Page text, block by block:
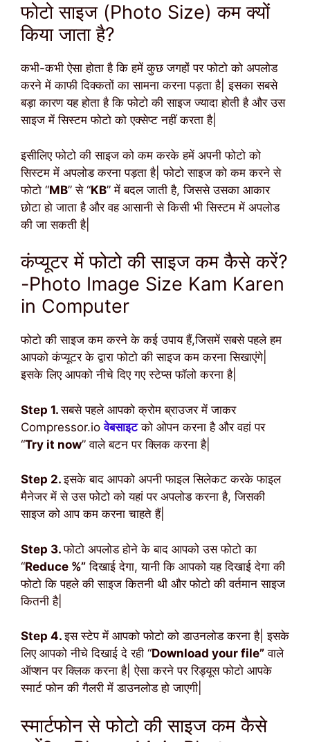
फोटो साइज (Photo Size) कम क्यों
किया जाता है?
कभी-कभी ऐसा होता है कि हमें कुछ जगहों पर फोटो को अपलोड
करने में काफी दिक्कतों का सामना करना पड़ता है| इसका सबसे
बड़ा कारण यह होता है कि फोटो की साइज ज्यादा होती है और उस
साइज में सिस्टम फोटो को एक्सेप्ट नहीं करता है|
इसीलिए फोटो की साइज को कम करके हमें अपनी फोटो को
सिस्टम में अपलोड करना पड़ता है| फोटो साइज को कम करने से
फोटो “MB” से “KB” में बदल जाती है, जिससे उसका आकार
छोटा हो जाता है और वह आसानी से किसी भी सिस्टम में अपलोड
की जा सकती है|
कंप्यूटर में फोटो की साइज कम कैसे करें?
-Photo Image Size Kam Karen
in Computer
फोटो की साइज कम करने के कई उपाय हैं,जिसमें सबसे पहले हम
आपको कंप्यूटर के द्वारा फोटो की साइज कम करना सिखाएंगे|
इसके लिए आपको नीचे दिए गए स्टेप्स फॉलो करना है|
Step 1.सबसे पहले आपको क्रोम ब्राउजर में जाकर
Compressor.ioवेबसाइटको ओपन करना है और वहां पर
“Try it now” वाले बटन पर क्लिक करना है|
Step 2.इसके बाद आपको अपनी फाइल सिलेकट करके फाइल
मैनेजर में से उस फोटो को यहां पर अपलोड करना है, जिसकी
साइज को आप कम करना चाहते हैं|
Step 3.फोटो अपलोड होने के बाद आपको उस फोटो का
“Reduce %” दिखाई देगा, यानी कि आपको यह दिखाई देगा की
फोटो कि पहले की साइज कितनी थी और फोटो की वर्तमान साइज
कितनी है|
Step 4.इस स्टेप में आपको फोटो को डाउनलोड करना है| इसके
लिए आपको नीचे दिखाई दे रही “Download your file” वाले
ऑप्शन पर क्लिक करना है| ऐसा करने पर रिड्यूस फोटो आपके
स्मार्ट फोन की गैलरी में डाउनलोड हो जाएगी|
स्मार्टफोन से फोटो की साइज कम कैसे